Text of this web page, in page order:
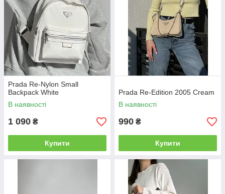
Prada Re-Nylon Small
Backpack White
В наявності
1 090 ₴
Купити
Prada Re-Edition 2005 Cream
В наявності
990 ₴
Купити